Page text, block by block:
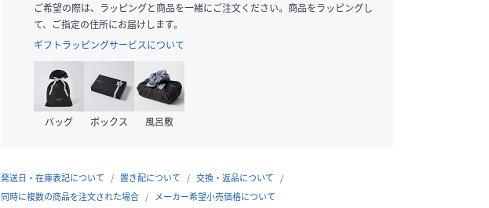
ご希望の際は、ラッピングと商品を一緒にご注文ください。商品をラッピングし
て、ご指定の住所にお届けします。
ギフトラッピングサービスについて
バッグ ボックス 風呂敷
発送日・在庫表記について 置き配について
交換・返品について
同時に複数の商品を注文された場合
メーカー希望小売価格について